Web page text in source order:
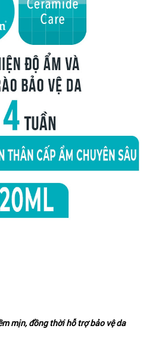
mịn, đồng thời hỗ trợ bảo vệ da